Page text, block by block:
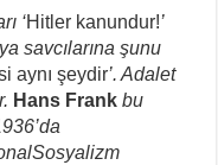
‘Hitler kanundur!’
savcılarına şunu
aynı şeydir’. Adalet
Hans Frankbu
Sosyalizm